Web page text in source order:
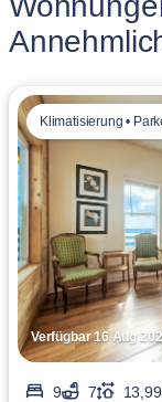
Verfügbar 16 Aug
Klimatisierung •
9 7